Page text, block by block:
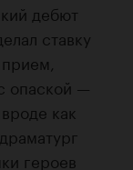
дебют
ставку
опаской —
как
героев